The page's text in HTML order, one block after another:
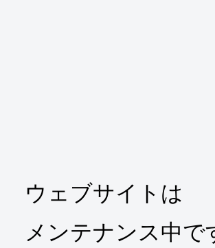
ウェブサイトは
メンテナンス中で